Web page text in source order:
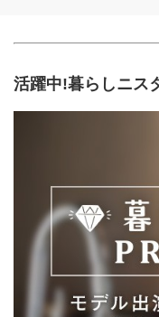
活躍中!暮らしニス